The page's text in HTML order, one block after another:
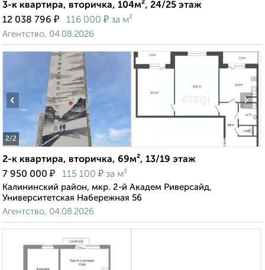
3-к квартира, вторичка, 104м², 24/25 этаж
12 038 796 ₽ 116 000 ₽ за м²
Агентство, 04.08.2026
2/2
‹ ›
2-к квартира, вторичка, 69м², 13/19 этаж
7 950 000 ₽ 115 100 ₽ за м²
Калининский район, мкр. 2-й Академ Риверсайд,
Университетская Набережная 56
Агентство, 04.08.2026